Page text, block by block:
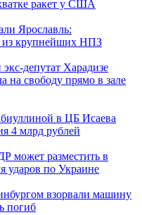
ракет у США
Ярославль:
из крупнейших НПЗ
депутат Харадизе
на свободу прямо в зале
в ЦБ Исаева
4 млрд рублей
может разместить в
ударов по Украине
взорвали машину
погиб